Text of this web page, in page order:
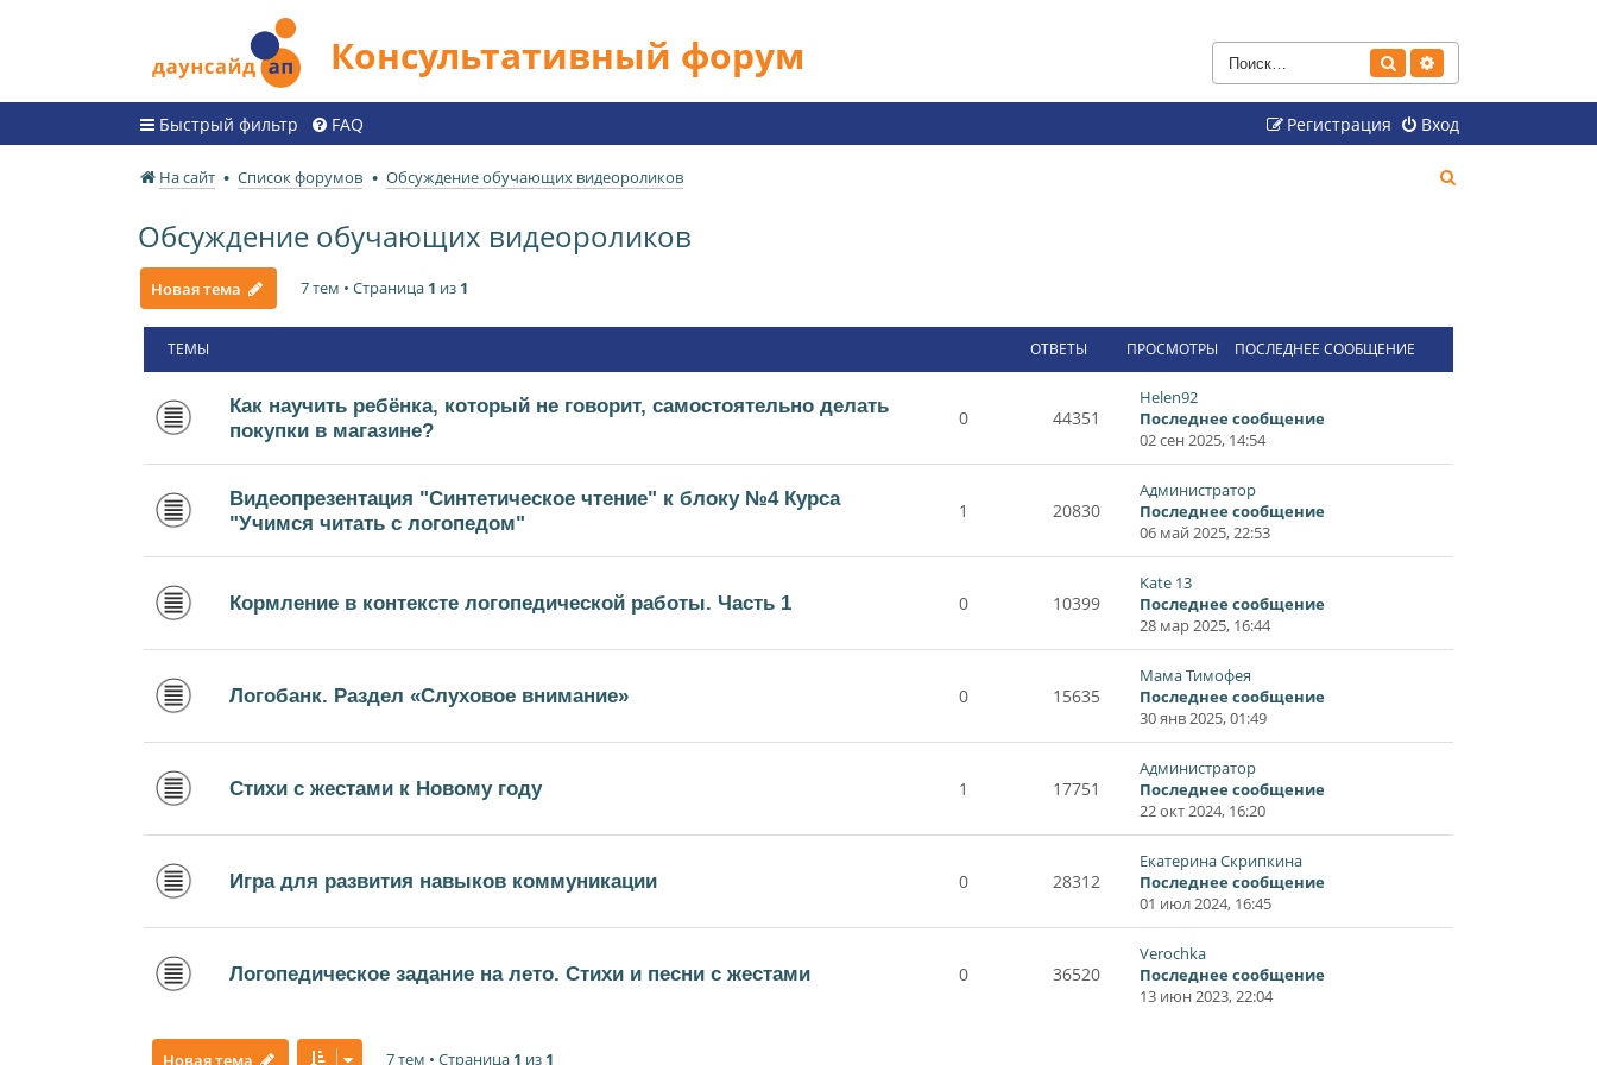
Консультативный форум Поиск
Быстрый фильтр FAQ Вход
Регистрация
На сайт Список форумов Обсуждение обучающих видеороликов
Обсуждение обучающих видеороликов
Новая тема 7 тем • Страница 1 из 1
ТЕМЫ ОТВЕТЫ ПРОСМОТРЫ ПОСЛЕДНЕЕ СООБЩЕНИЕ
Как научить ребёнка, который не говорит, самостоятельно делать
покупки в магазине?
0 44351
Helen92
Последнее сообщение
02 сен 2025, 14:54
Видеопрезентация "Синтетическое чтение" к блоку №4 Курса
"Учимся читать с логопедом"
1 20830
Администратор
Последнее сообщение
06 май 2025, 22:53
Кормление в контексте логопедической работы. Часть 1 0 10399
Kate 13
Последнее сообщение
28 мар 2025, 16:44
Логобанк. Раздел «Слуховое внимание» 0 15635
Мама Тимофея
Последнее сообщение
30 янв 2025, 01:49
Стихи с жестами к Новому году 1 17751
Администратор
Последнее сообщение
22 окт 2024, 16:20
Игра для развития навыков коммуникации 0 28312
Екатерина Скрипкина
Последнее сообщение
01 июл 2024, 16:45
Логопедическое задание на лето. Стихи и песни с жестами 0 36520
Verochka
Последнее сообщение
13 июн 2023, 22:04
Новая тема 7 тем • Страница 1 из 1